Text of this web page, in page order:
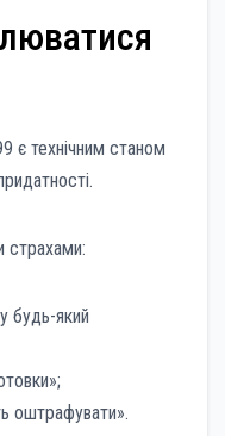
є технічним станом
страхами:
будь-який
оштрафувати».